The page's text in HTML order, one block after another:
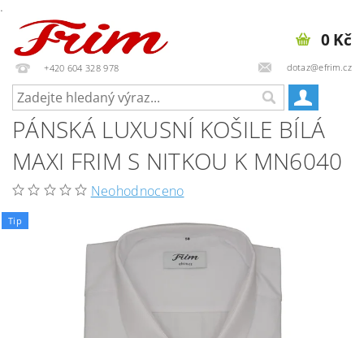
.
+420 604 328 978 dotaz@efrim.cz
0 Kč
PÁNSKÁ LUXUSNÍ KOŠILE BÍLÁ
MAXI FRIM S NITKOU K MN6040
Neohodnoceno
Tip